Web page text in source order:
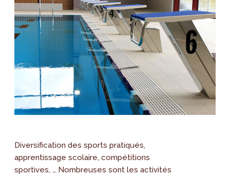
Diversification des sports pratiqués,
apprentissage scolaire, compétitions
sportives, … Nombreuses sont les activités